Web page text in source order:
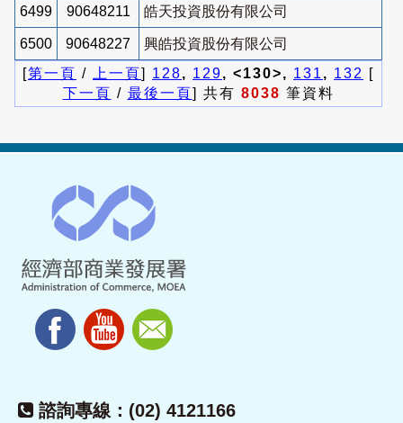
6499 90648211 皓天投資股份有限公司
6500 90648227
興皓投資股份有限公司
[第一頁 / 上一頁] 128, 129, <130>, 131 , 132
[
下一頁 / 最後一頁] 共有 8038 筆資料
諮詢專線：(02) 4121166